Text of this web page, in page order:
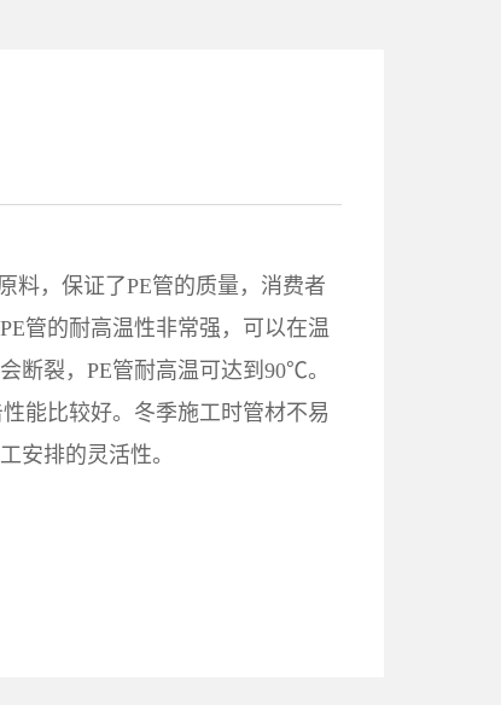
料，保证了PE管的质量，消费者
管的耐高温性非常强，可以在温
断裂，PE管耐高温可达到90℃。
能比较好。冬季施工时管材不易
安排的灵活性。